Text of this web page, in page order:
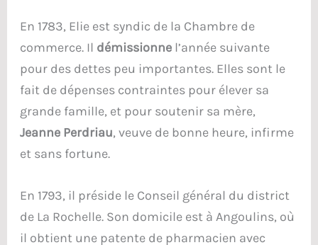
En 1783, Elie est syndic de la Chambre de
commerce. Il démissionnel’année suivante
pour des dettes peu importantes. Elles sont le
fait de dépenses contraintes pour élever sa
grande famille, et pour soutenir sa mère,
Jeanne Perdriau, veuve de bonne heure, infirme
et sans fortune.
En 1793, il préside le Conseil général du district
de La Rochelle. Son domicile est à Angoulins, où
il obtient une patente de pharmacien avec